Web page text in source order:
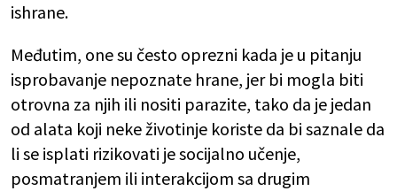
ishrane.
Međutim, one su često oprezni kada je u pitanju
isprobavanje nepoznate hrane, jer bi mogla biti
otrovna za njih ili nositi parazite, tako da je jedan
od alata koji neke životinje koriste da bi saznale da
li se isplati rizikovati je socijalno učenje,
posmatranjem ili interakcijom sa drugim